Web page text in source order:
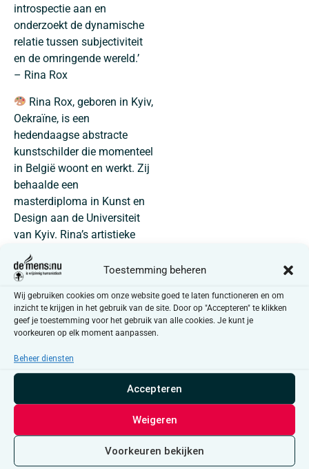
Toestemming beheren
Wij gebruiken cookies om onze website goed te laten functioneren en om
inzicht te krijgen in het gebruik van de site. Door op "Accepteren" te klikken
geef je toestemming voor het gebruik van alle cookies. Je kunt je
voorkeuren op elk moment aanpassen.
Beheer diensten
Accepteren
Weigeren
Voorkeuren bekijken
introspectie aan en
onderzoekt de dynamische
relatie tussen subjectiviteit
en de omringende wereld.’
– Rina Rox
Rina Rox, geboren in Kyiv,
Oekraïne, is een
hedendaagse abstracte
kunstschilder die momenteel
in België woont en werkt. Zij
behaalde een
masterdiploma in Kunst en
Design aan de Universiteit
van Kyiv. Rina’s artistieke
stijl wordt voornamelijk
gekenmerkt door gestuele en
conceptuele abstractie,
waarbij dynamische
texturen, kleuren en
doordachte composities een
abstracte vorm
Haar uitgebreide reizen naar
meer dan 60 landen vormen
een rijke bron van inspiratie
en brengen een veelzijdige